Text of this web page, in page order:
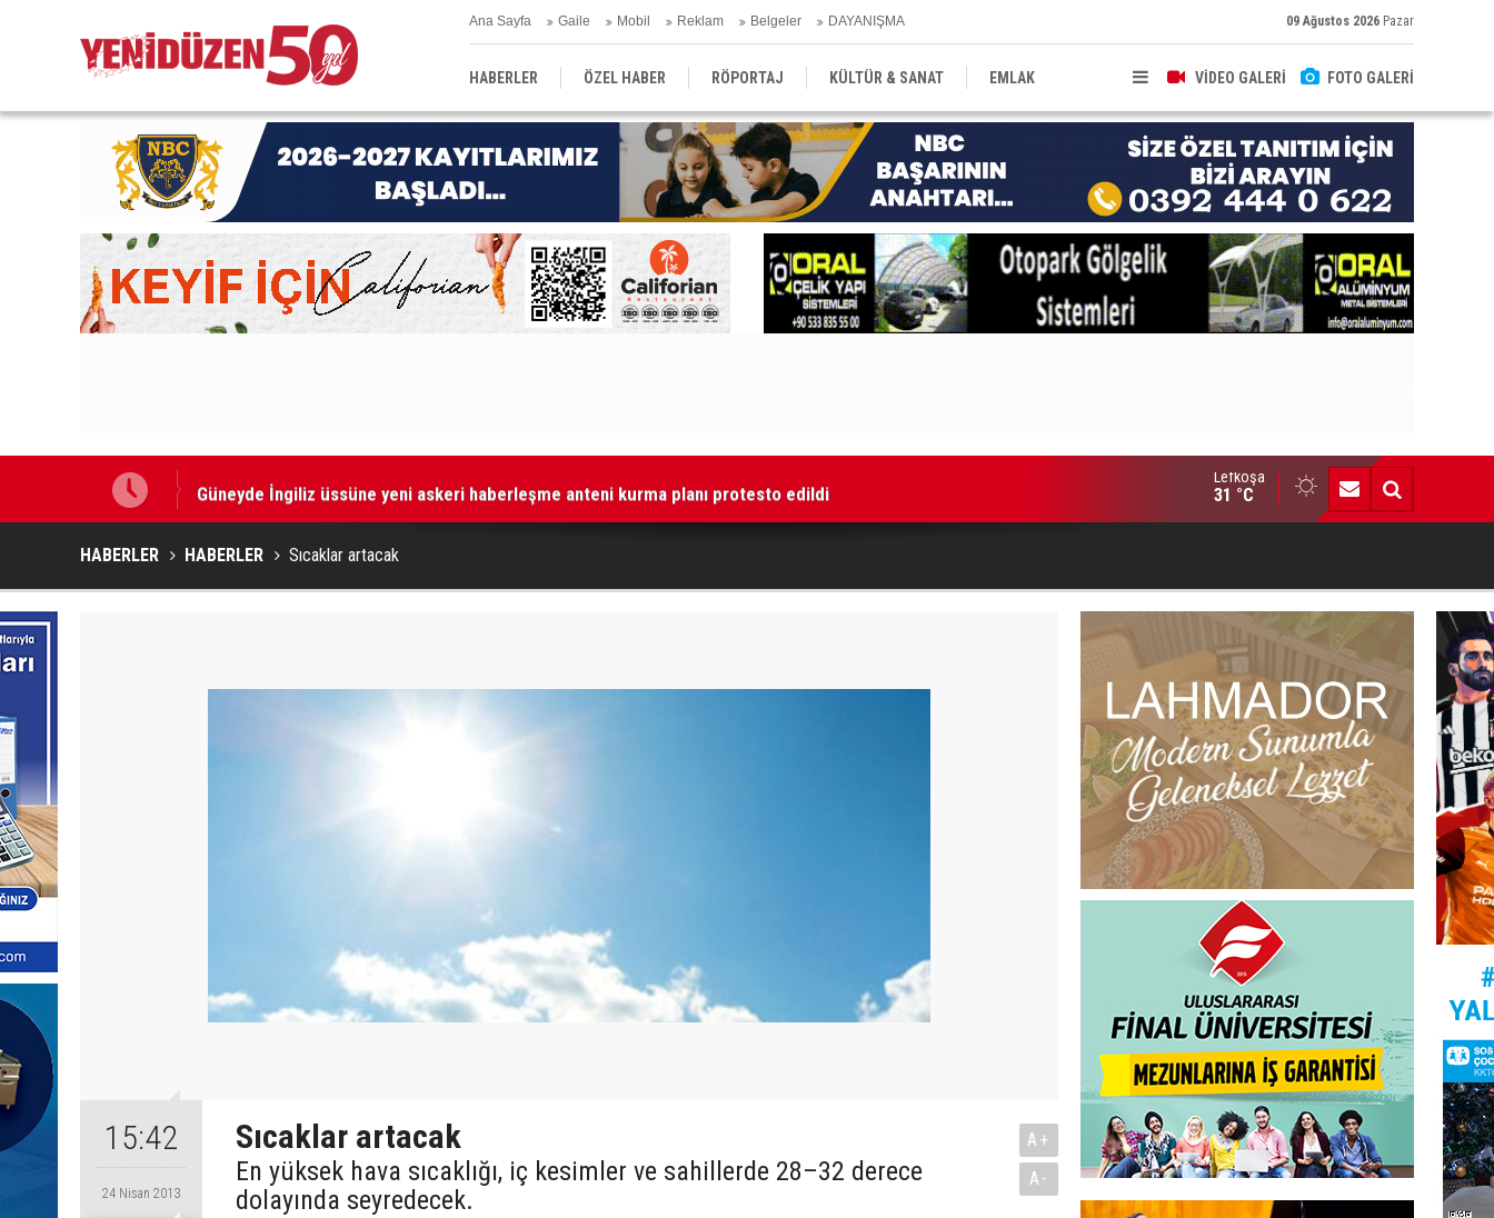
Ana Sayfa Gaile Mobil Reklam Belgeler DAYANIŞMA 09 Ağustos 2026 Pazar
VİDEO GALERİ FOTO GALERİ
HABERLER ÖZEL HABER RÖPORTAJ KÜLTÜR & SANAT EMLAK
EĞİTİM YEREL YÖNETİM DERGİLER SEKTÖR
Güneyde İngiliz üssüne yeni askeri haberleşme anteni kurma planı protesto edildi Aracında gümrüğe beyan edilmemiş gıda ürünleri bulunan şahsa
Lefkoşa
31 °C
HABERLER HABERLER Sıcaklar artacak
15:42
24 Nisan 2013
Sıcaklar artacak
En yüksek hava sıcaklığı, iç kesimler ve sahillerde 28–32 derece
dolayında seyredecek.
A+
A-